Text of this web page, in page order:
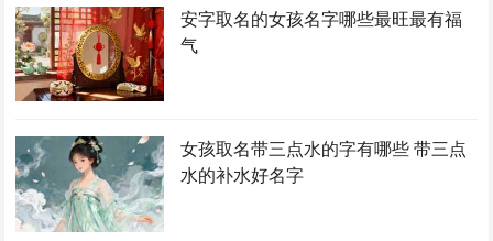
安字取名的女孩名字哪些最旺最有福
气
女孩取名带三点水的字有哪些 带三点
水的补水好名字